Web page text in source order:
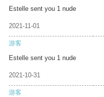
Estelle sent you 1 nude
2021-11-01
游客
Estelle sent you 1 nude
2021-10-31
游客